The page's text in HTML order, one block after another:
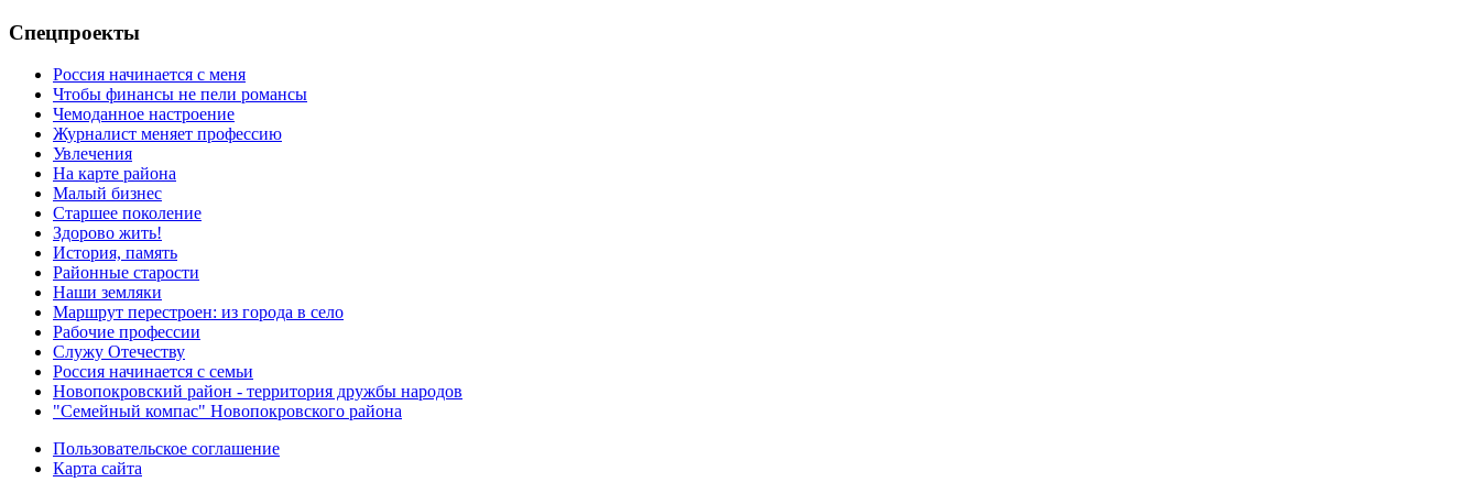
Спецпроекты
Россия начинается с меня
Чтобы финансы не пели романсы
Чемоданное настроение
Журналист меняет профессию
Увлечения
На карте района
Малый бизнес
Старшее поколение
Здорово жить!
История, память
Районные старости
Наши земляки
Маршрут перестроен: из города в село
Рабочие профессии
Служу Отечеству
Россия начинается с семьи
Новопокровский район - территория дружбы народов
"Семейный компас" Новопокровского района
Пользовательское соглашение
Карта сайта